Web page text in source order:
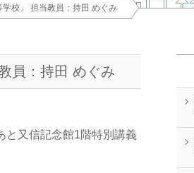
校」 担当教員：持田 めぐみ
員：持田 めぐみ
と又信記念館1階特別講義